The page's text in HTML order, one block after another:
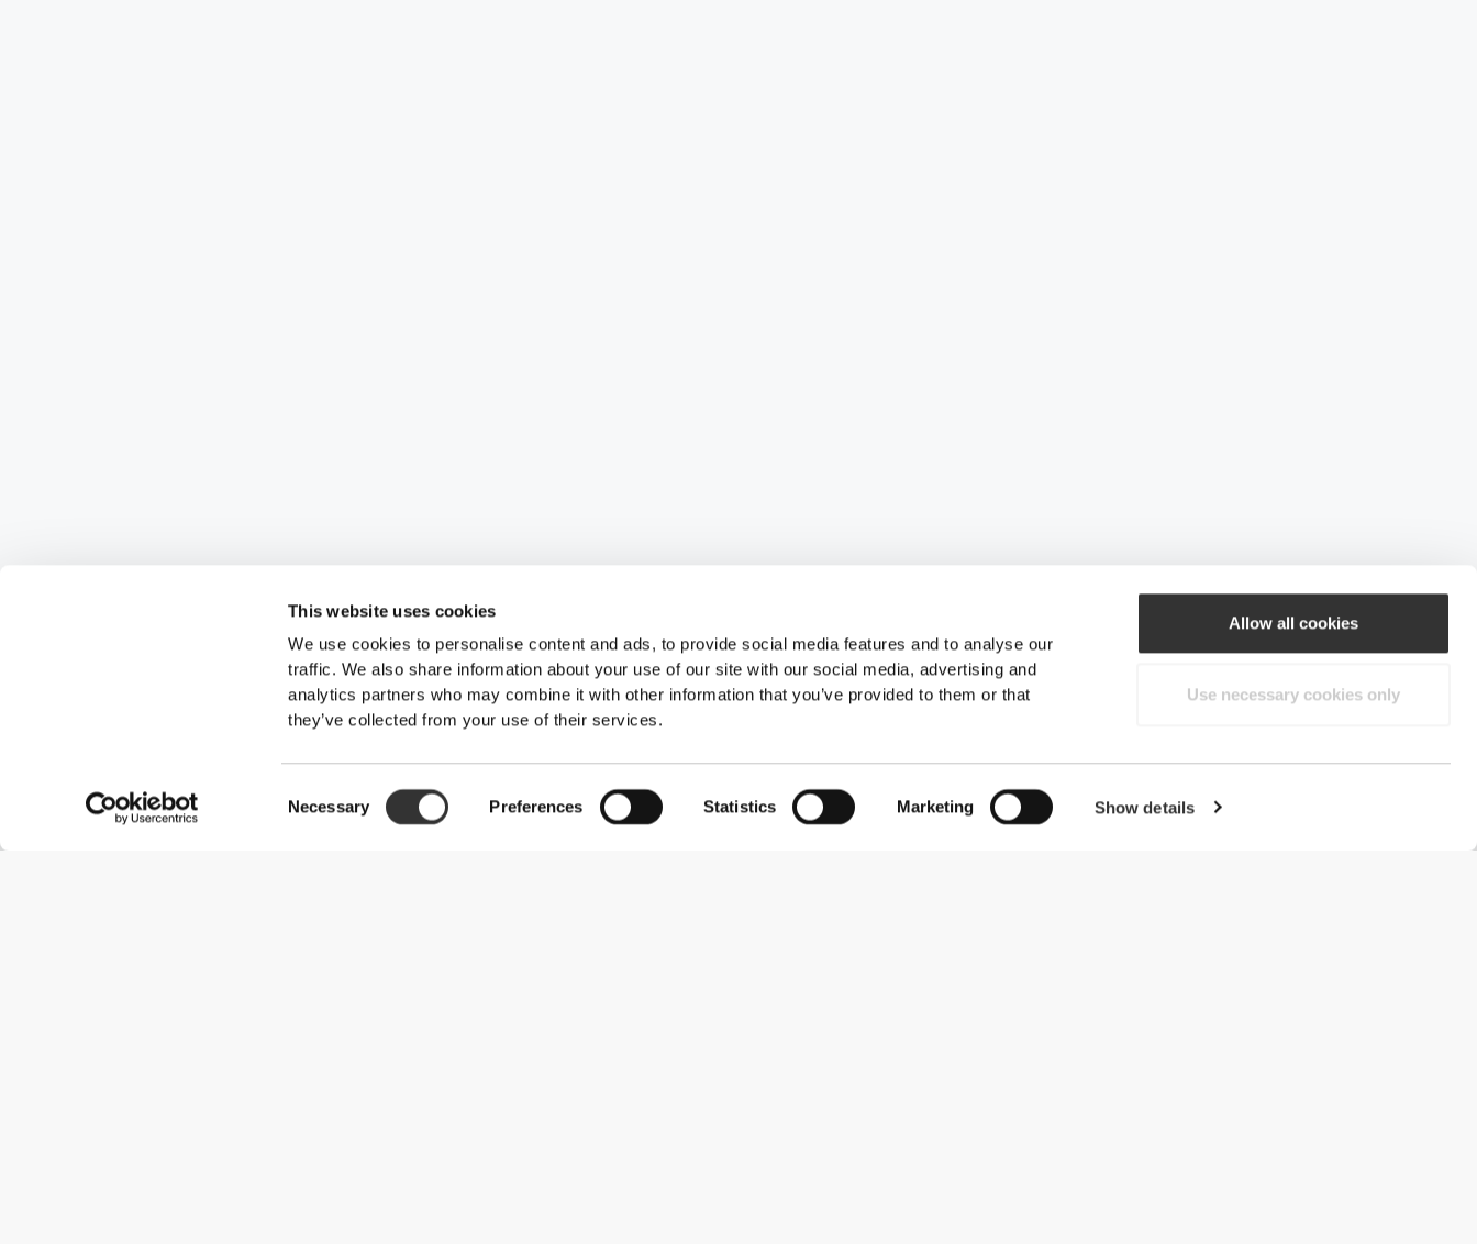
This website uses cookies
We use cookies to personalise content and ads, to provide social media features and to analyse our
traffic. We also share information about your use of our site with our social media, advertising and
analytics partners who may combine it with other information that you’ve provided to them or that
they’ve collected from your use of their services.
Selection
Necessary Preferences Statistics Marketing Show details
Allow all cookies
Use necessary cookies only